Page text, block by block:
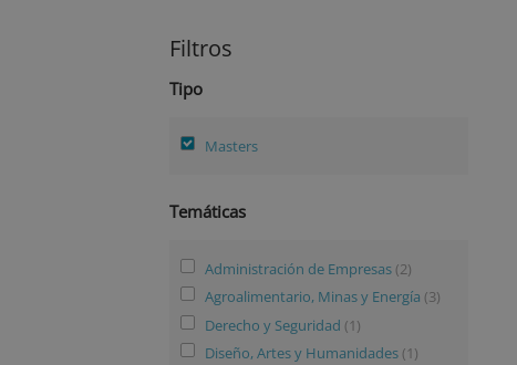
Filtros
Tipo
Masters
Temáticas
Administración de Empresas (2)
Agroalimentario, Minas y Energía (3)
Derecho y Seguridad (1)
Diseño, Artes y Humanidades (1)